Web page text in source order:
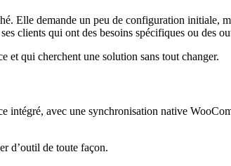
Elle demande un peu de configuration initiale,
clients qui ont des besoins spécifiques ou des
et qui cherchent une solution sans tout changer.
intégré, avec une synchronisation native
d’outil de toute façon.